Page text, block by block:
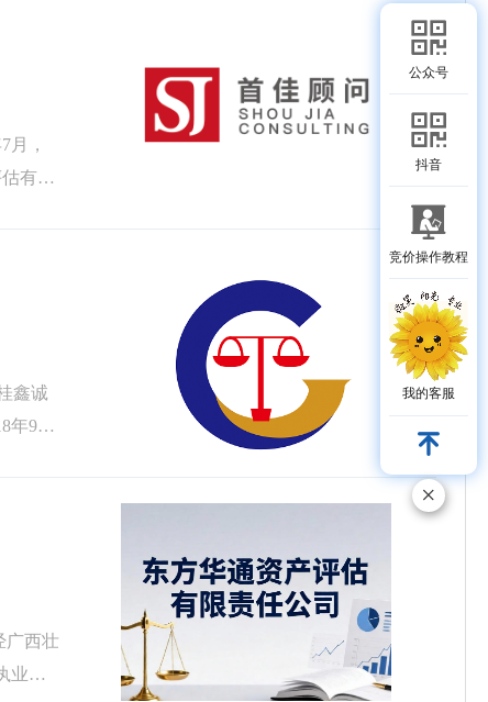
月，
有限
鑫诚
年9月
广西壮
业注
公众号
抖音
竞价操作教程
我的客服
×